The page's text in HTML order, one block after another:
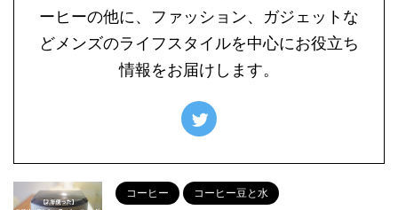
ーヒーの他に、ファッション、ガジェットな
どメンズのライフスタイルを中心にお役立ち
情報をお届けします。
コーヒー コーヒー豆と水